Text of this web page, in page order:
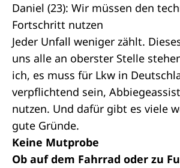
Daniel (23): Wir müssen den
Fortschritt nutzen
Jeder Unfall weniger zählt.
uns alle an oberster Stelle
ich, es muss für Lkw in
verpflichtend sein,
nutzen. Und dafür gibt es viele
gute Gründe.
Keine Mutprobe
Ob auf dem Fahrrad oder zu